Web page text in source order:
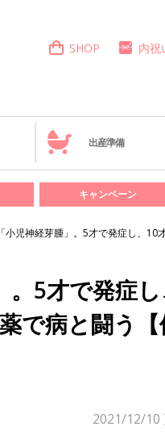
SHOP 内祝
出産準備
キャンペーン
児神経芽腫」。5才で発症し、10
5才で発症し
で病と闘う【
2021/12/10